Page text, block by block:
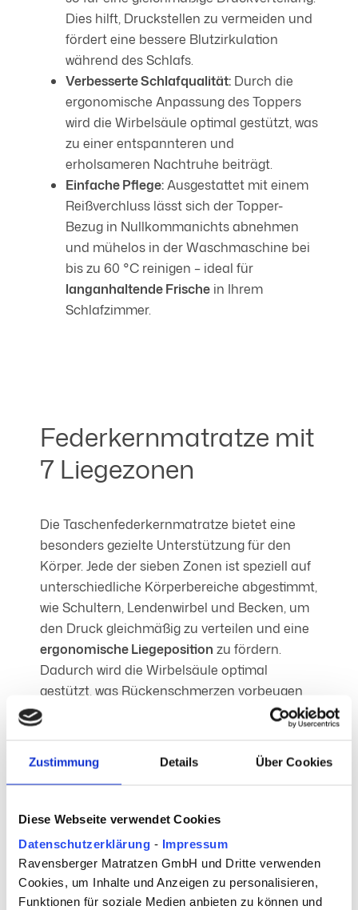
Zustimmung Details Über Cookies
Diese Webseite verwendet Cookies
Datenschutzerklärung - Impressum
Ravensberger Matratzen GmbH und Dritte verwenden
Cookies, um Inhalte und Anzeigen zu personalisieren,
Funktionen für soziale Medien anbieten zu können und
Dies hilft, Druckstellen zu vermeiden und
fördert eine bessere Blutzirkulation
während des Schlafs.
Verbesserte Schlafqualität: Durch die
ergonomische Anpassung des Toppers
wird die Wirbelsäule optimal gestützt, was
zu einer entspannteren und
erholsameren Nachtruhe beiträgt.
Einfache Pflege:Ausgestattet mit einem
Reißverchluss lässt sich der Topper-
Bezug in Nullkommanichts abnehmen
und mühelos in der Waschmaschine bei
bis zu 60 °C reinigen – ideal für
langanhaltende Frische in Ihrem
Schlafzimmer.
Federkernmatratze mit
7 Liegezonen
Die Taschenfederkernmatratze bietet eine
besonders gezielte Unterstützung für den
Körper. Jede der sieben Zonen ist speziell auf
unterschiedliche Körperbereiche abgestimmt,
wie Schultern, Lendenwirbel und Becken, um
den Druck gleichmäßig zu verteilen und eine
ergonomische Liegeposition zu fördern.
Dadurch wird die Wirbelsäule optimal
gestützt, was Rückenschmerzen vorbeugen
kann.
Körperunterstützung
Durch die einzeln verpackten Federn
den Körper an und unterstützt besonders
schwerere Körperpartien optimal. Dies
sorgt für eine ergonomische
Liegeposition und hohen Schlafkomfort.